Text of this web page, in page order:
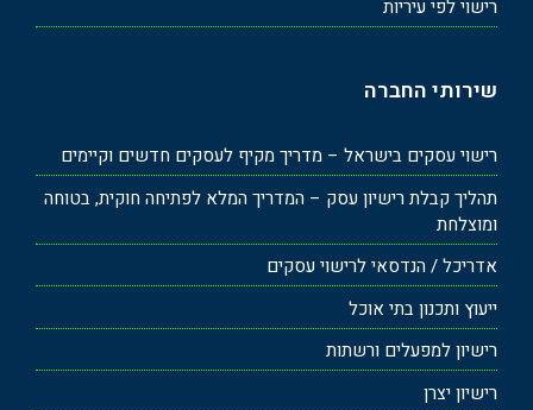
רישוי לפי עיריות
שירותי החברה
רישוי עסקים בישראל – מדריך מקיף לעסקים חדשים וקיימים
תהליך קבלת רישיון עסק – המדריך המלא לפתיחה חוקית, בטוחה
ומוצלחת
אדריכל / הנדסאי לרישוי עסקים
ייעוץ ותכנון בתי אוכל
רישיון למפעלים ורשתות
רישיון יצרן